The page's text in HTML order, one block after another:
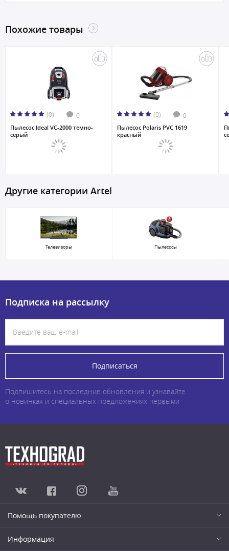
Похожие товары
(0) 0
Пылесос Ideal VC-2000 темно-
серый
(0) 0
Пылесос Polaris PVC 1619
красный
Другие категории Artel
Телевизоры Пылесосы
Подписка на рассылку
Подписаться
Подпишитесь на последние обновления и узнавайте
о новинках и специальных предложениях первыми
Помощь покупателю
Информация